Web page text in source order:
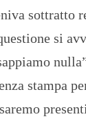
sottratto
si
stampa